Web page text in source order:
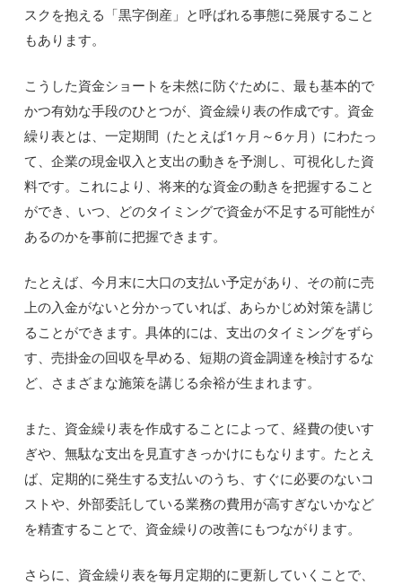
スクを抱える「黒字倒産」と呼ばれる事態に発展すること
もあります。
こうした資金ショートを未然に防ぐために、最も基本的で
かつ有効な手段のひとつが、資金繰り表の作成です。資金
繰り表とは、一定期間（たとえば1ヶ月～6ヶ月）にわたっ
て、企業の現金収入と支出の動きを予測し、可視化した資
料です。これにより、将来的な資金の動きを把握すること
ができ、いつ、どのタイミングで資金が不足する可能性が
あるのかを事前に把握できます。
たとえば、今月末に大口の支払い予定があり、その前に売
上の入金がないと分かっていれば、あらかじめ対策を講じ
ることができます。具体的には、支出のタイミングをずら
す、売掛金の回収を早める、短期の資金調達を検討するな
ど、さまざまな施策を講じる余裕が生まれます。
また、資金繰り表を作成することによって、経費の使いす
ぎや、無駄な支出を見直すきっかけにもなります。たとえ
ば、定期的に発生する支払いのうち、すぐに必要のないコ
ストや、外部委託している業務の費用が高すぎないかなど
を精査することで、資金繰りの改善にもつながります。
さらに、資金繰り表を毎月定期的に更新していくことで、